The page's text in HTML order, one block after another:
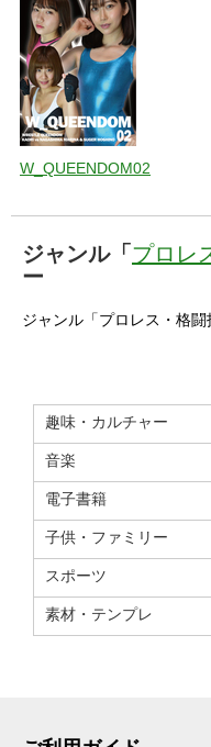
W_QUEENDOM
02
日本史
W_QUEENDOM02
ジャンル「 プロレ
ー
ジャンル「プロレス・格
電子書籍